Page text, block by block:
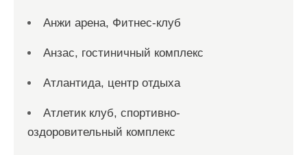
Анжи арена, Фитнес-клуб
Анзас, гостиничный комплекс
Атлантида, центр отдыха
Атлетик клуб, спортивно-
оздоровительный комплекс